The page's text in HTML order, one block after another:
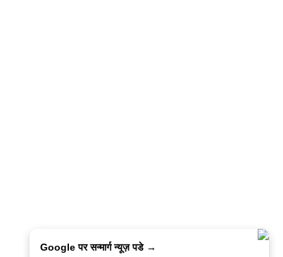
Google पर सन्मार्ग न्यूज़ पडे →